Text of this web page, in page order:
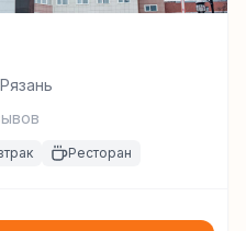
Ресторан